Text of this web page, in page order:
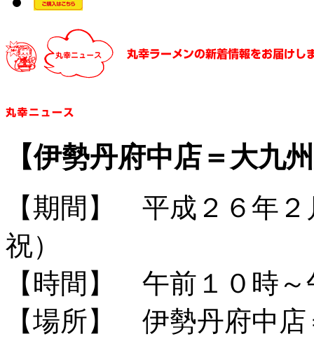
【伊勢丹府中店＝大九
【期間】 平成２６年
祝）
【時間】 午前１０時
【場所】 伊勢丹府中